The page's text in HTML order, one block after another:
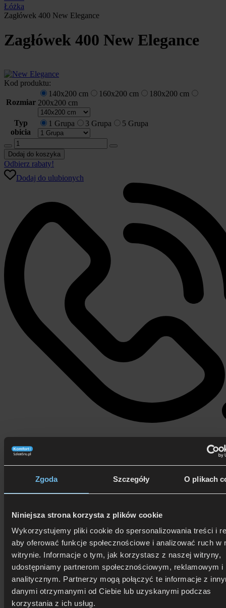
Zgoda Szczegóły O plikach
Niniejsza strona korzysta z plików cookie
Wykorzystujemy pliki cookie do spersonalizowania treści i
aby oferować funkcje społecznościowe i analizować ruch w
witrynie. Informacje o tym, jak korzystasz z naszej witryny,
udostępniamy partnerom społecznościowym, reklamowym i
analitycznym. Partnerzy mogą połączyć te informacje z
danymi otrzymanymi od Ciebie lub uzyskanymi podczas
korzystania z ich usług.
Łóżka
Zagłówek 400 New Elegance
Zagłówek 400 New Elegance
Kod produktu:
Rozmiar
140x200 cm 160x200 cm
180x200 cm
200x200 cm
Typ
obicia
1 Grupa 3 Grupa 5 Grupa
ilość
Zagłówek
400
New
Elegance
Dodaj do koszyka
Odbierz rabaty!
Dodaj do ulubionych
506 626 678
Zadzwoń i dowiedz się, jak dostać rabat!